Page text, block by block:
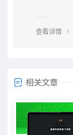
查看详情
相关文章